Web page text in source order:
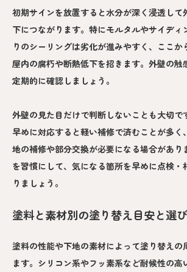
初期サインを放置すると水分が深く浸透して
下につながります。特にモルタルやサイディ
りのシーリングは劣化が進みやすく、ここか
屋内の腐朽や断熱低下を招きます。外壁の触
定期的に確認しましょう。
外壁の見た目だけで判断しないことも大切で
早めに対応すると軽い補修で済むことが多く
地の補修や部分交換が必要になる場合があり
を習慣にして、気になる箇所を早めに点検・
りましょう。
塗料と素材別の塗り替え目安と選
塗料の性能や下地の素材によって塗り替えの
ます。シリコン系やフッ素系など耐候性の